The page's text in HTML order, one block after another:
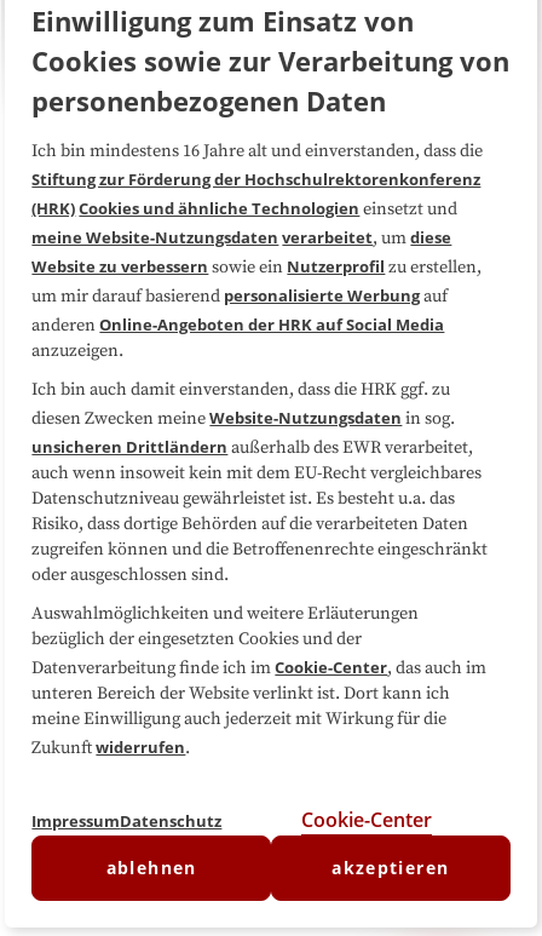
Über uns FAQ
Medienarbeit Kooperationen
Datenschutzerklärung Impressum
Sitemap
Folgen Sie uns
Einwilligung zum Einsatz von
Cookies sowie zur Verarbeitung von
personenbezogenen Daten
Ich bin mindestens 16 Jahre alt und einverstanden, dass die
Stiftung zur Förderung der Hochschulrektorenkonferenz
(HRK)Cookies und ähnliche Technologien einsetzt und
meine Website-Nutzungsdaten verarbeitet, umdiese
Website zu verbessern sowie ein Nutzerprofil zu erstellen,
um mir darauf basierend personalisierte Werbungauf
anderenOnline-Angeboten der HRK auf Social Media
anzuzeigen.
Ich bin auch damit einverstanden, dass die HRK ggf. zu
diesen Zwecken meineWebsite-Nutzungsdaten in sog.
unsicheren Drittländern außerhalb des EWR verarbeitet,
auch wenn insoweit kein mit dem EU-Recht vergleichbares
Datenschutzniveau gewährleistet ist. Es besteht u.a. das
Risiko, dass dortige Behörden auf die verarbeiteten Daten
zugreifen können und die Betroffenenrechte eingeschränkt
oder ausgeschlossen sind.
Auswahlmöglichkeiten und weitere Erläuterungen
bezüglich der eingesetzten Cookies und der
Datenverarbeitung finde ich imCookie-Center, das auch im
unteren Bereich der Website verlinkt ist. Dort kann ich
meine Einwilligung auch jederzeit mit Wirkung für die
Zukunftwiderrufen.
ImpressumDatenschutz Cookie-Center
ablehnen akzeptieren